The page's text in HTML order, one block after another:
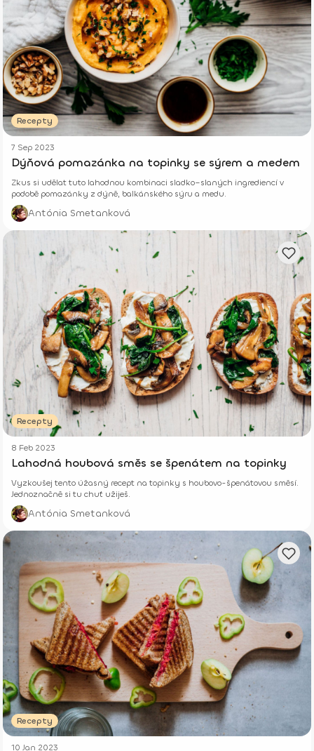
Recepty
7 Sep 2023
Dýňová pomazánka na topinky se sýrem a medem
Zkus si udělat tuto lahodnou kombinaci sladko–slaných ingrediencí v
podobě pomazánky z dýně, balkánského sýru a medu.
Antónia Smetanková
Recepty
8 Feb 2023
Lahodná houbová směs se špenátem na topinky
Vyzkoušej tento úžasný recept na topinky s houbovo-špenátovou směsí.
Jednoznačně si tu chuť užiješ.
Antónia Smetanková
Recepty
10 Jan 2023